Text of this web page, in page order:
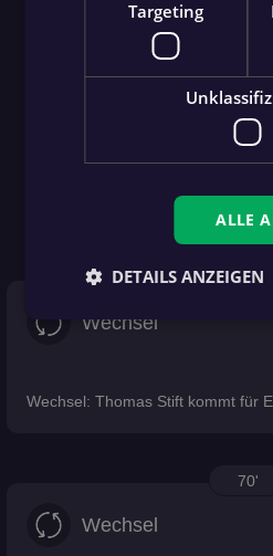
76'
Wechsel
Wechsel: Thomas Stift kommt für
70'
Wechsel
Targeting
ALLE
DETAILS ANZEIGEN